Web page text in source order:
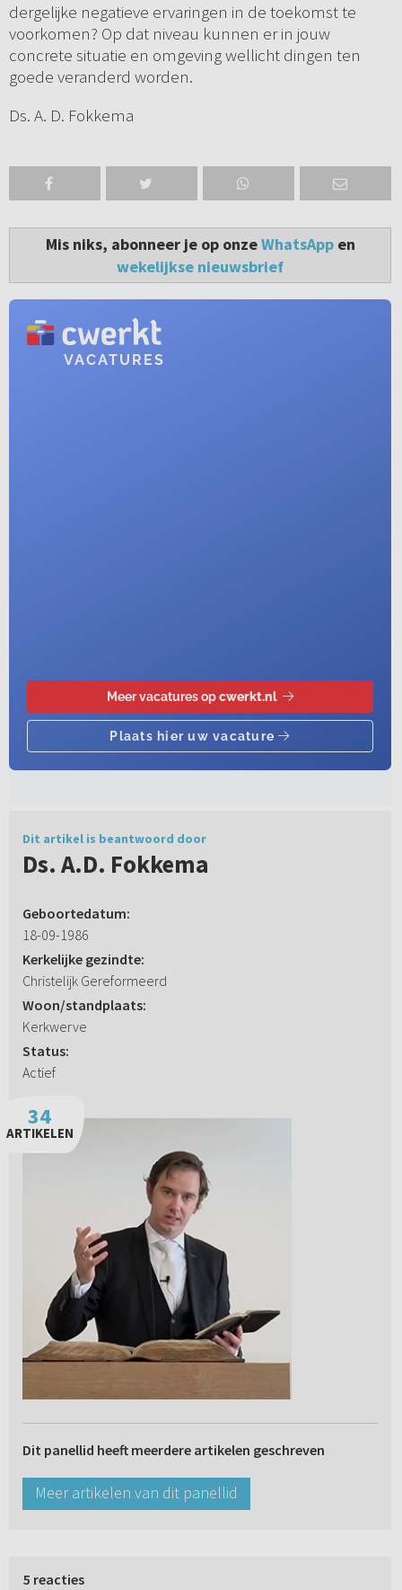
dergelijke negatieve ervaringen in de toekomst te
voorkomen? Op dat niveau kunnen er in jouw
concrete situatie en omgeving wellicht dingen ten
goede veranderd worden.
Ds. A. D. Fokkema
Mis niks, abonneer je op onzeWhatsAppen
wekelijkse nieuwsbrief
Dit artikel is beantwoord door
Ds. A.D. Fokkema
Geboortedatum:
18-09-1986
Kerkelijke gezindte:
Christelijk Gereformeerd
Woon/standplaats:
Kerkwerve
Status:
Actief
34
ARTIKELEN
Dit panellid heeft meerdere artikelen geschreven
Meer artikelen van dit panellid
5 reacties